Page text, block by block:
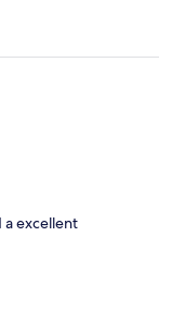
a excellent